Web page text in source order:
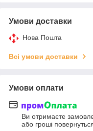
Умови доставки
Нова Пошта
Всі умови доставки
Умови оплати
Ви отримаєте
або гроші